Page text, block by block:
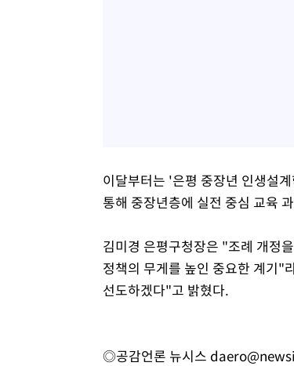
이달부터는 '은평 중장년 인생설
통해 중장년층에 실전 중심 교육
김미경 은평구청장은 "조례 개정
정책의 무게를 높인 중요한 계기"
선도하겠다"고 밝혔다.
◎공감언론 뉴시스